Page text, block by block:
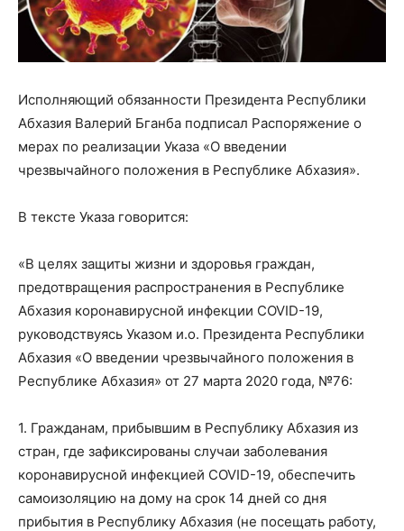
Исполняющий обязанности Президента Республики
Абхазия Валерий Бганба подписал Распоряжение о
мерах по реализации Указа «О введении
чрезвычайного положения в Республике Абхазия».
В тексте Указа говорится:
«В целях защиты жизни и здоровья граждан,
предотвращения распространения в Республике
Абхазия коронавирусной инфекции COVID-19,
руководствуясь Указом и.о. Президента Республики
Абхазия «О введении чрезвычайного положения в
Республике Абхазия» от 27 марта 2020 года, №76:
1. Гражданам, прибывшим в Республику Абхазия из
стран, где зафиксированы случаи заболевания
коронавирусной инфекцией COVID-19, обеспечить
самоизоляцию на дому на срок 14 дней со дня
прибытия в Республику Абхазия (не посещать работу,